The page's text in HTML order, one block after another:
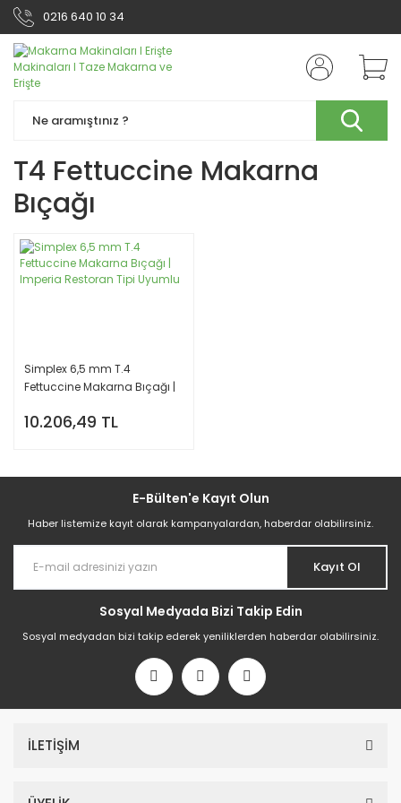
0216 640 10 34
T4 Fettuccine Makarna
Bıçağı
Simplex 6,5 mm T.4
Fettuccine Makarna Bıçağı |
Uyumlu
10.206,49 TL
E-Bülten'e Kayıt Olun
Haber listemize kayıt olarak kampanyalardan, haberdar olabilirsiniz.
Kayıt Ol
Sosyal Medyada Bizi Takip Edin
Sosyal medyadan bizi takip ederek yeniliklerden haberdar olabilirsiniz.
İLETİŞİM